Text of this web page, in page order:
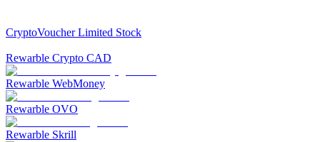
CryptoVoucher Limited Stock
Rewarble Crypto CAD
Rewarble WebMoney
Rewarble OVO
Rewarble Skrill